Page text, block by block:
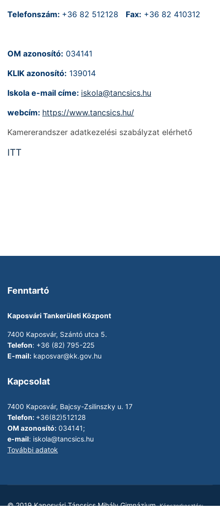
Telefonszám: +36 82 512128 Fax: +36 82 410312
OM azonosító: 034141
KLIK azonosító: 139014
Iskola e-mail címe: iskola@tancsics.hu
webcím: https://www.tancsics.hu/
Kamererandszer adatkezelési szabályzat elérhető
ITT
Fenntartó
Kaposvári Tankerületi Központ
7400 Kaposvár, Szántó utca 5.
Telefon: +36 (82) 795-225
E-mail: kaposvar@kk.gov.hu
Kapcsolat
7400 Kaposvár, Bajcsy-Zsilinszky u. 17
Telefon: +36(82)512128
OM azonosító: 034141;
e-mail: iskola@tancsics.hu
További adatok
© 2019 Kaposvári Táncsics Mihály Gimnázium.Képszerkesztés: